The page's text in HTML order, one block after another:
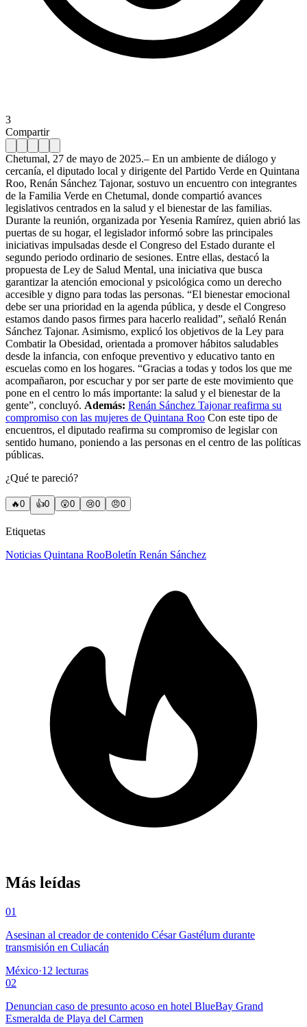
3
Compartir
Chetumal, 27 de mayo de 2025.– En un ambiente de diálogo y
cercanía, el diputado local y dirigente del Partido Verde en Quintana
Roo, Renán Sánchez Tajonar, sostuvo un encuentro con integrantes
de la Familia Verde en Chetumal, donde compartió avances
legislativos centrados en la salud y el bienestar de las familias.
Durante la reunión, organizada por Yesenia Ramírez, quien abrió las
puertas de su hogar, el legislador informó sobre las principales
iniciativas impulsadas desde el Congreso del Estado durante el
segundo periodo ordinario de sesiones. Entre ellas, destacó la
propuesta de Ley de Salud Mental, una iniciativa que busca
garantizar la atención emocional y psicológica como un derecho
accesible y digno para todas las personas. “El bienestar emocional
debe ser una prioridad en la agenda pública, y desde el Congreso
estamos dando pasos firmes para hacerlo realidad”, señaló Renán
Sánchez Tajonar. Asimismo, explicó los objetivos de la Ley para
Combatir la Obesidad, orientada a promover hábitos saludables
desde la infancia, con enfoque preventivo y educativo tanto en
escuelas como en los hogares. “Gracias a todas y todos los que me
acompañaron, por escuchar y por ser parte de este movimiento que
pone en el centro lo más importante: la salud y el bienestar de la
gente”, concluyó. Además: Renán Sánchez Tajonar reafirma su
compromiso con las mujeres de Quintana Roo Con este tipo de
encuentros, el diputado reafirma su compromiso de legislar con
sentido humano, poniendo a las personas en el centro de las políticas
públicas.
¿Qué te pareció?
🔥0 👍0 😲0 😢0 😠0
Etiquetas
Noticias Quintana RooBoletín Renán Sánchez
Más leídas
01
Asesinan al creador de contenido César Gastélum durante
transmisión en Culiacán
México·12 lecturas
02
Denuncian caso de presunto acoso en hotel BlueBay Grand
Esmeralda de Playa del Carmen